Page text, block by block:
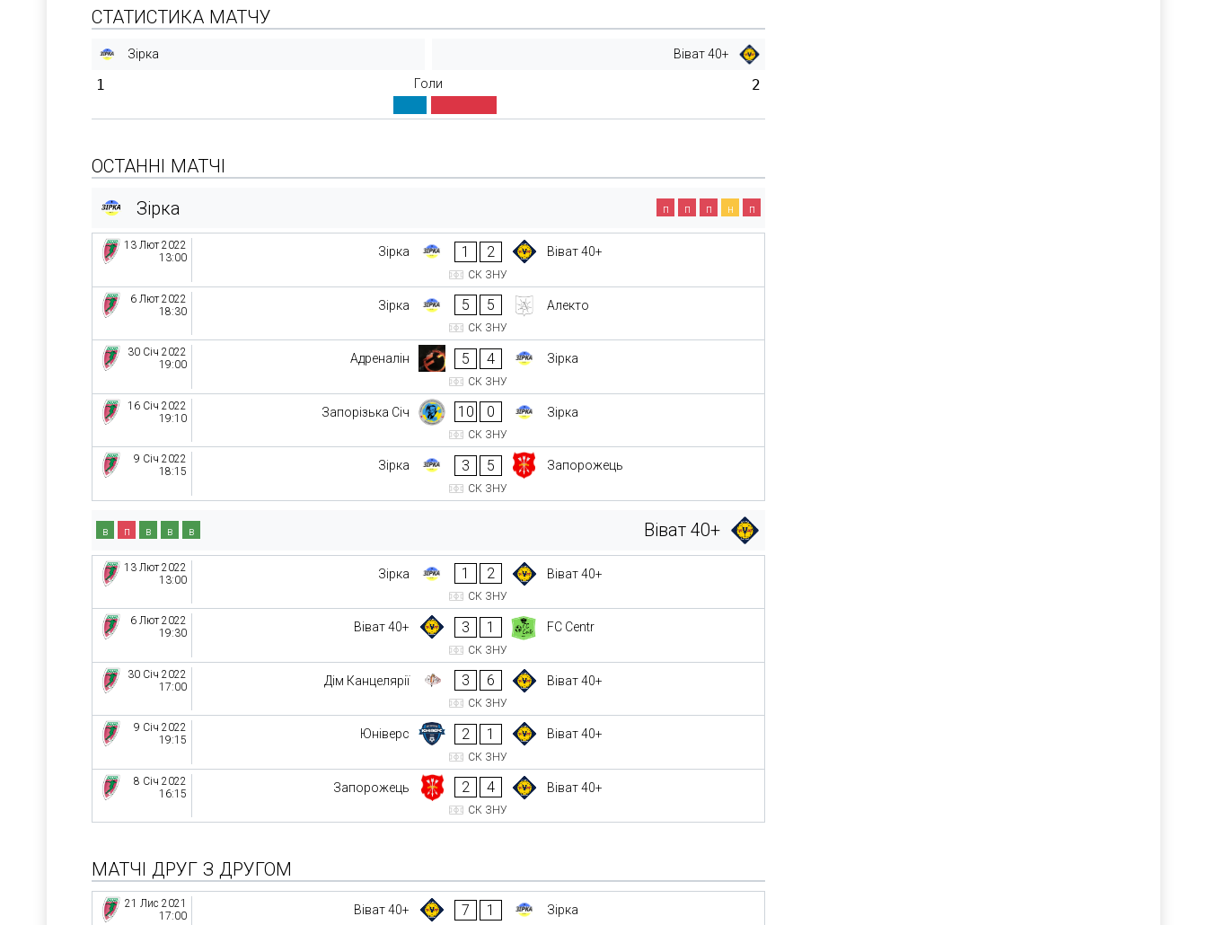
СТАТИСТИКА МАТЧУ
Зірка Віват 40+
1 Голи 2
ОСТАННІ МАТЧІ
Зірка
п п п н п
13 Лют 2022
13:00
Зірка 1 2 Віват 40+
СК ЗНУ
6 Лют 2022
18:30
Зірка 5 5 Алекто
СК ЗНУ
30 Січ 2022
19:00
Адреналін 5 4 Зірка
СК ЗНУ
16 Січ 2022
19:10
Запорізька Січ 10 0 Зірка
СК ЗНУ
9 Січ 2022
18:15
Зірка 3 5 Запорожець
СК ЗНУ
Віват 40+
в п в в в
13 Лют 2022
13:00
Зірка 1 2 Віват 40+
СК ЗНУ
6 Лют 2022
19:30
Віват 40+ 3 1 FC Centr
СК ЗНУ
30 Січ 2022
17:00
Дім Канцелярії 3 6 Віват 40+
СК ЗНУ
9 Січ 2022
19:15
Юніверс 2 1 Віват 40+
СК ЗНУ
8 Січ 2022
16:15
Запорожець 2 4 Віват 40+
СК ЗНУ
МАТЧІ ДРУГ З ДРУГОМ
21 Лис 2021
17:00
Віват 40+ 7 1 Зірка